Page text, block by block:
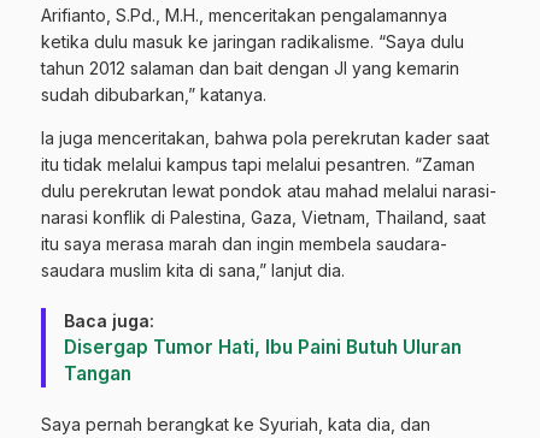
Arifianto, S.Pd., M.H., menceritakan pengalamannya
ketika dulu masuk ke jaringan radikalisme. “Saya dulu
tahun 2012 salaman dan bait dengan JI yang kemarin
sudah dibubarkan,” katanya.
Ia juga menceritakan, bahwa pola perekrutan kader saat
itu tidak melalui kampus tapi melalui pesantren. “Zaman
dulu perekrutan lewat pondok atau mahad melalui narasi-
narasi konflik di Palestina, Gaza, Vietnam, Thailand, saat
itu saya merasa marah dan ingin membela saudara-
saudara muslim kita di sana,” lanjut dia.
Baca juga:
Disergap Tumor Hati, Ibu Paini Butuh Uluran
Tangan
Saya pernah berangkat ke Syuriah, kata dia, dan